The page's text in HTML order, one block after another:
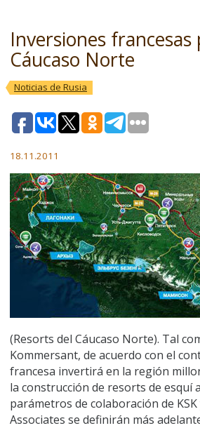
Inversiones francesas
Cáucaso Norte
Noticias de Rusia
18.11.2011
(Resorts del Cáucaso Norte). Tal
Kommersant, de acuerdo con el
francesa invertirá en la región
la construcción de resorts de esquí
parámetros de colaboración de
Associates se definirán más